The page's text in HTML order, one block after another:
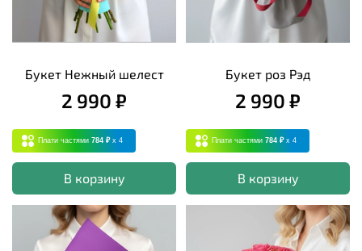
Букет Нежный шелест
2 990 ₽
Плати частями 784 ₽ x 4
В корзину
Букет роз Рэд
2 990 ₽
Плати частями 784 ₽ x 4
В корзину